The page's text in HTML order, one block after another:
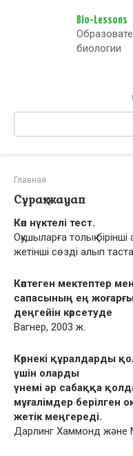
Bio-Lessons
биологии
Поиск:
Главная
Сұрақ-жауап
Көп нүктелі тест.
Оқушыларға толық
жетінші сөзді алып
Көптеген мектептер
сапасының ең жоғарғы
деңгейін көрсетуде
Вагнер, 2003 ж.
Көрнекі құралдарды
үшін оларды
үнемі əр сабаққа
мұғалімдер берілген
жетік меңгереді.
Дарлинг Хаммонд жəне